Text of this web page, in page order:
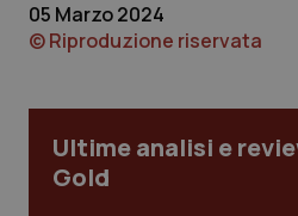
Friuli Venezia Giulia
Lazio
Liguria
Dermatite Atopica
Diabete & glucometri
Disturbi dell’umore
05 Marzo 2024
© Riproduzione riservata
Ultime analisi e
Gold